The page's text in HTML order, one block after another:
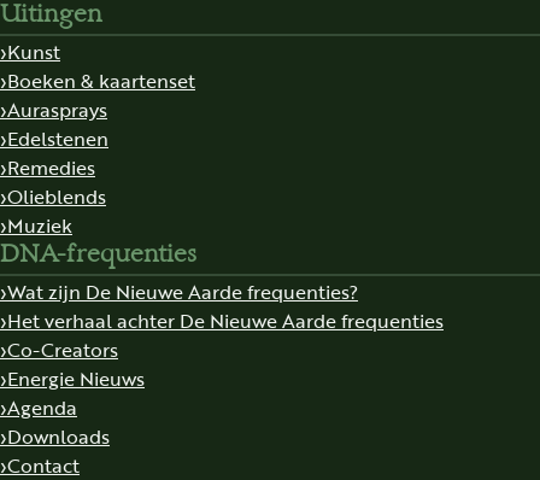
Uitingen
Kunst
Boeken & kaartenset
Aurasprays
Edelstenen
Remedies
Olieblends
Muziek
DNA-frequenties
Wat zijn De Nieuwe Aarde frequenties?
Het verhaal achter De Nieuwe Aarde frequenties
Co-Creators
Energie Nieuws
Agenda
Downloads
Contact